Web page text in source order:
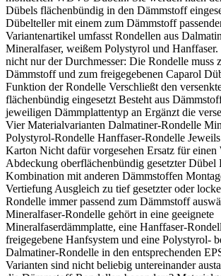
W-Schema auszuführen.
Wie werden Plattenfugen
Fugen unter 5 mm können mit
geschlossen werden. Größere Fugen
artgleichem Dämmstoff auszubessern.
Verarbeitungs- und Systemhinweis:
Dämmplatte, Klebemasse, Dübel,
Glasgewebe und Oberputz müssen
Caparol Wärmedämm-Verbundsystem
abgestimmt sein. Die Fassadenfläche
gesamten Verarbeitung zuverlässig vor
und direkter Sonneneinstrahlung
Welche Seite wird verklebt?
Die weiß beschichtete Seite mit den
Streifen ist die Klebeseite und zeigt zum
Müssen die Platten immer gedübelt
Ja. Eine zusätzliche Verdübelung ist
Untergrund immer erforderlich und
Schema auszuführen.
Wie werden Plattenfugen geschlossen?
Fugen unter 5 mm können mit Caparol
geschlossen werden. Größere Fugen sind
Dämmstoff auszubessern.
Dübels flächenbündig in den Dämmstoff
Dübelteller mit einem zum Dämmstoff
Variantenartikel umfasst Rondellen aus
Mineralfaser, weißem Polystyrol und Hanffaser.
nicht nur der Durchmesser: Die Rondelle muss
Dämmstoff und zum freigegebenen Caparol
Funktion der Rondelle Verschließt den
flächenbündig eingesetzt Besteht aus
jeweiligen Dämmplattentyp an Ergänzt die
Vier Materialvarianten Dalmatiner-Rondelle
Polystyrol-Rondelle Hanffaser-Rondelle
Karton Nicht dafür vorgesehen Ersatz für
Abdeckung oberflächenbündig gesetzter Dübel
Kombination mit anderen Dämmstoffen
Vertiefung Ausgleich zu tief gesetzter oder
Rondelle immer passend zum Dämmstoff
Mineralfaser-Rondelle gehört in eine geeignete
Mineralfaserdämmplatte, eine Hanffaser-
freigegebene Hanfsystem und eine Polystyrol-
Dalmatiner-Rondelle in den entsprechenden
Varianten sind nicht beliebig untereinander